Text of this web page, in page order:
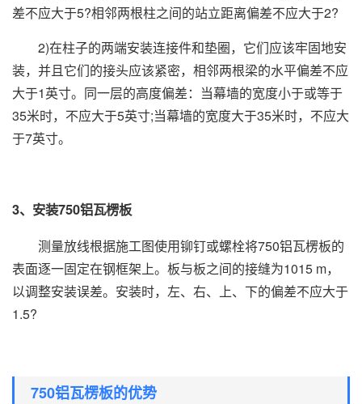
差不应大于5?相邻两根柱之间的站立距离偏差不应大于2?
2)在柱子的两端安装连接件和垫圈，它们应该牢固地安
装，并且它们的接头应该紧密，相邻两根梁的水平偏差不应
大于1英寸。同一层的高度偏差：当幕墙的宽度小于或等于
35米时，不应大于5英寸;当幕墙的宽度大于35米时，不应大
于7英寸。
3、安装750铝瓦楞板
测量放线根据施工图使用铆钉或螺栓将750铝瓦楞板的
表面逐一固定在钢框架上。板与板之间的接缝为1015 m，
以调整安装误差。安装时，左、右、上、下的偏差不应大于
1.5?
750铝瓦楞板的优势